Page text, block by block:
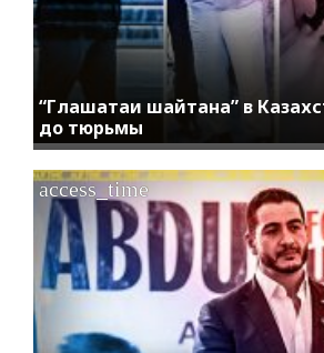
“Глашатаи шайтана” в
до тюрьмы
access_time